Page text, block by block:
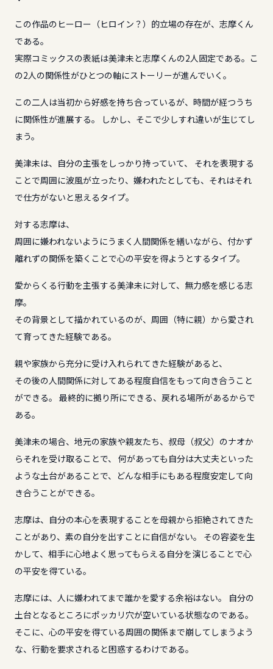
この作品のヒーロー（ヒロイン？）的立場の存在が、志摩くん
である。
実際コミックスの表紙は美津未と志摩くんの2人固定である。こ
の2人の関係性がひとつの軸にストーリーが進んでいく。
この二人は当初から好感を持ち合っているが、時間が経つうち
に関係性が進展する。 しかし、そこで少しすれ違いが生じてし
まう。
美津未は、自分の主張をしっかり持っていて、 それを表現する
ことで周囲に波風が立ったり、嫌われたとしても、それはそれ
で仕方がないと思えるタイプ。
対する志摩は、
周囲に嫌われないようにうまく人間関係を繕いながら、付かず
離れずの関係を築くことで心の平安を得ようとするタイプ。
愛からくる行動を主張する美津未に対して、無力感を感じる志
摩。
その背景として描かれているのが、周囲（特に親）から愛され
て育ってきた経験である。
親や家族から充分に受け入れられてきた経験があると、
その後の人間関係に対してある程度自信をもって向き合うこと
ができる。 最終的に拠り所にできる、戻れる場所があるからで
ある。
美津未の場合、地元の家族や親友たち、叔母（叔父）のナオか
らそれを受け取ることで、 何があっても自分は大丈夫といった
ような土台があることで、どんな相手にもある程度安定して向
き合うことができる。
志摩は、自分の本心を表現することを母親から拒絶されてきた
ことがあり、素の自分を出すことに自信がない。 その容姿を生
かして、相手に心地よく思ってもらえる自分を演じることで心
の平安を得ている。
志摩には、人に嫌われてまで誰かを愛する余裕はない。 自分の
土台となるところにポッカリ穴が空いている状態なのである。
そこに、心の平安を得ている周囲の関係まで崩してしまうよう
な、行動を要求されると困惑するわけである。